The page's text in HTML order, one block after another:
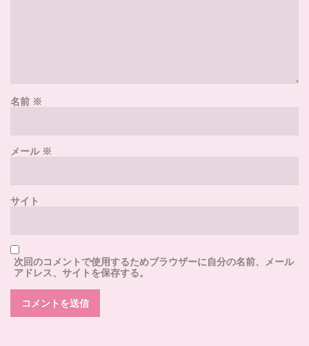
名前 ※
メール※
サイト
次回のコメントで使用するためブラウザーに自分の名前、メール
アドレス、サイトを保存する。